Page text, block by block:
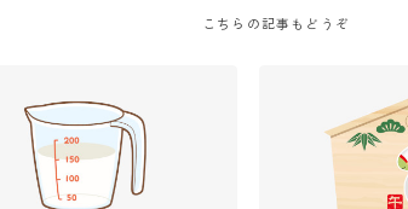
こちらの記事もどうぞ